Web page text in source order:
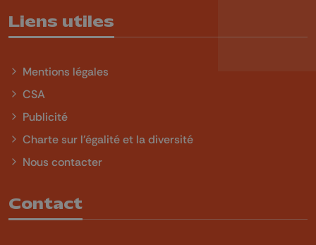
Liens utiles
Mentions légales
CSA
Publicité
Charte sur l'égalité et la diversité
Nous contacter
Contact